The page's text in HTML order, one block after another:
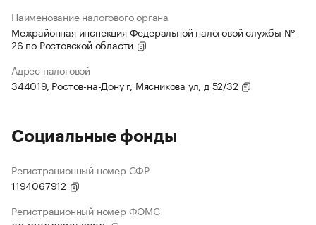
Наименование налогового органа
Межрайонная инспекция Федеральной налоговой службы №
26 по Ростовской области
Адрес налоговой
344019, Ростов-на-Дону г, Мясникова ул, д 52/32
Социальные фонды
Регистрационный номер СФР
1194067912
Регистрационный номер ФОМС